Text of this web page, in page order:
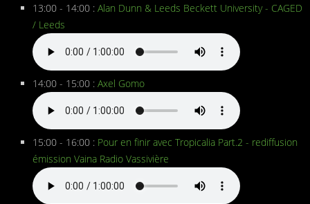
13:00 - 14:00 : Alan Dunn & Leeds Beckett University - CAGED
/ Leeds
14:00 - 15:00 : Axel Gomo
15:00 - 16:00 : Pour en finir avec Tropicalia Part.2 - rediffusion
émission Vaina Radio Vassivière